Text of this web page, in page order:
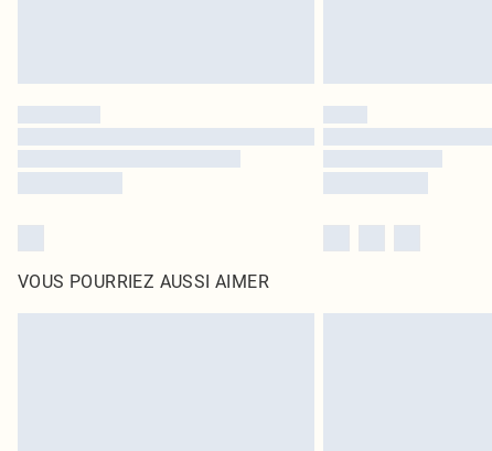
VOUS POURRIEZ AUSSI AIMER